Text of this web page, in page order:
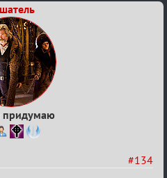
придумаю
#134